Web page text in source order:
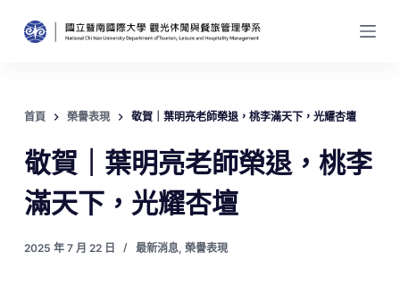
跳
至
內
首頁 榮譽表現 敬賀｜葉明亮老師榮退，桃李滿天下，光耀杏壇
敬賀｜葉明亮老師榮退，桃李
滿天下，光耀杏壇
2025 年 7 月 22 日 最新消息, 榮譽表現